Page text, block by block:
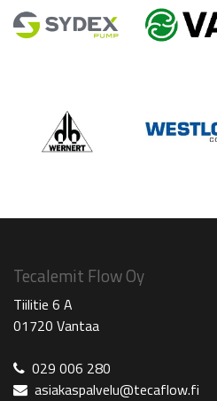
Tecalemit Flow Oy
Tiilitie 6 A
01720 Vantaa
029 006 280
asiakaspalvelu@tecaflow.fi